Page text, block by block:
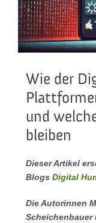
Wie der
und
bleiben
Dieser Artikel
BlogsDigital
Die Autorinnen
Scheichenbauer